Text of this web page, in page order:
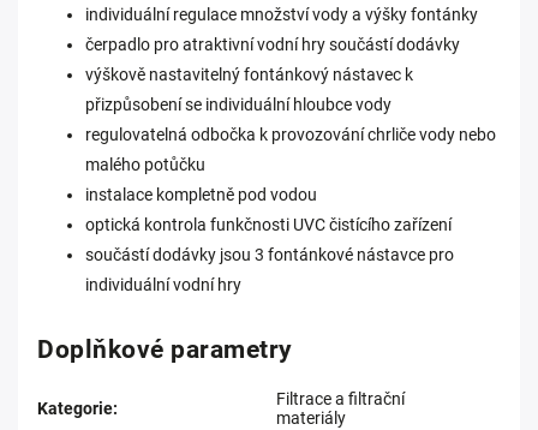
individuální regulace množství vody a výšky fontánky
čerpadlo pro atraktivní vodní hry součástí dodávky
výškově nastavitelný fontánkový nástavec k
přizpůsobení se individuální hloubce vody
regulovatelná odbočka k provozování chrliče vody nebo
malého potůčku
instalace kompletně pod vodou
optická kontrola funkčnosti UVC čistícího zařízení
součástí dodávky jsou 3 fontánkové nástavce pro
individuální vodní hry
Doplňkové parametry
Kategorie:
Filtrace a filtrační
materiály